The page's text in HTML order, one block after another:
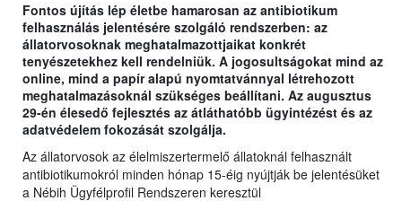
Fontos újítás lép életbe hamarosan az antibiotikum
felhasználás jelentésére szolgáló rendszerben: az
állatorvosoknak meghatalmazottjaikat konkrét
tenyészetekhez kell rendelniük. A jogosultságokat mind az
online, mind a papír alapú nyomtatvánnyal létrehozott
meghatalmazásoknál szükséges beállítani. Az augusztus
29-én élesedő fejlesztés az átláthatóbb ügyintézést és az
adatvédelem fokozását szolgálja.
Az állatorvosok az élelmiszertermelő állatoknál felhasznált
antibiotikumokról minden hónap 15-éig nyújtják be jelentésüket
a Nébih Ügyfélprofil Rendszeren keresztül